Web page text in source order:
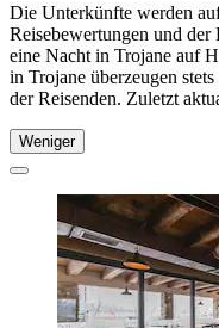
Die Unterkünfte werden
Reisebewertungen und
eine Nacht in Trojane auf
in Trojane überzeugen
der Reisenden. Zuletzt
Weniger